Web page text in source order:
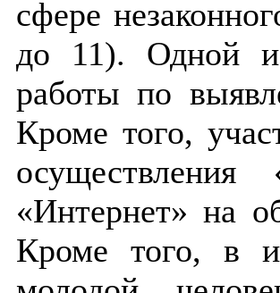
сфере
до 11). Одной
работы по
Кроме того,
осуществления
«Интернет» на
Кроме того, в